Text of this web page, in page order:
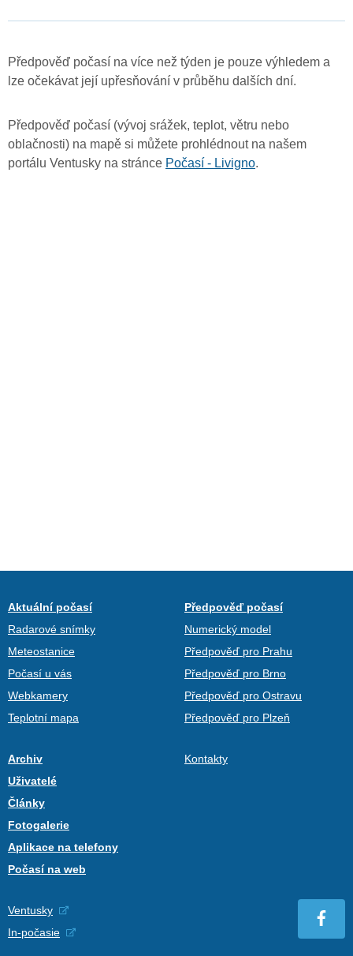
Předpověď počasí na více než týden je pouze výhledem a
lze očekávat její upřesňování v průběhu dalších dní.
Předpověď počasí (vývoj srážek, teplot, větru nebo
oblačnosti) na mapě si můžete prohlédnout na našem
portálu Ventusky na stránce Počasí - Livigno.
Aktuální počasí
Radarové snímky
Meteostanice
Počasí u vás
Webkamery
Teplotní mapa
Předpověď počasí
Numerický model
Předpověď pro Prahu
Předpověď pro Brno
Předpověď pro Ostravu
Předpověď pro Plzeň
Archiv
Uživatelé
Články
Fotogalerie
Aplikace na telefony
Počasí na web
Kontakty
Ventusky
In-počasie